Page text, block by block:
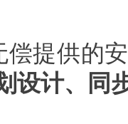
偿提供的
设计、同